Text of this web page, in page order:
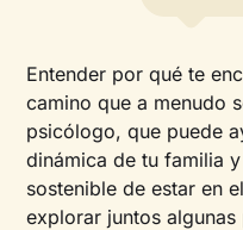
Entender por qué te
camino que a menudo
psicólogo, que puede
dinámica de tu familia
sostenible de estar en
explorar juntos